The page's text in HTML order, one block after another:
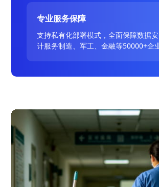
专业服务保障
支持私有化部署模式，全面保障数据
计服务制造、军工、金融等50000+企